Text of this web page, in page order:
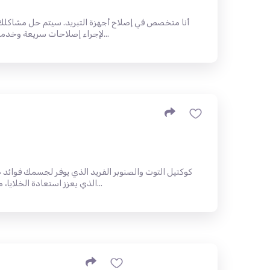
أنا متخصص في إصلاح أجهزة التبريد. سيتم حل
لإجراء إصلاحات سريعة وخدمة عالية الجودة. تضمن خبرتي ومهاراتي...
على مركب SibXP، الذي يعزز استعادة الخلايا، مكملاً بقوة ستة حبا...